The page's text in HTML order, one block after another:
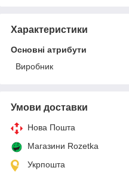
Характеристики
Основні атрибути
Виробник
Умови доставки
Нова Пошта
Магазини Rozetka
Укрпошта